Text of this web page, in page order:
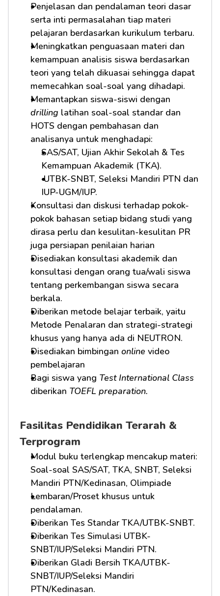
Penjelasan dan pendalaman teori dasar
serta inti permasalahan tiap materi
pelajaran berdasarkan kurikulum terbaru.
Meningkatkan penguasaan materi dan
kemampuan analisis siswa berdasarkan
teori yang telah dikuasai sehingga dapat
memecahkan soal-soal yang dihadapi.
drilling latihan soal-soal standar dan
HOTS dengan pembahasan dan
analisanya untuk menghadapi:
SAS/SAT, Ujian Akhir Sekolah & Tes
Kemampuan Akademik (TKA).
UTBK-SNBT, Seleksi Mandiri PTN dan
IUP-UGM/IUP.
Konsultasi dan diskusi terhadap pokok-
pokok bahasan setiap bidang studi yang
dirasa perlu dan kesulitan-kesulitan PR
juga persiapan penilaian harian
Disediakan konsultasi akademik dan
konsultasi dengan orang tua/wali siswa
tentang perkembangan siswa secara
berkala.
Diberikan metode belajar terbaik, yaitu
Metode Penalaran dan strategi-strategi
khusus yang hanya ada di NEUTRON.
Disediakan bimbingan online video
pembelajaran
Bagi siswa yang Test International Class
diberikan TOEFL preparation.
Fasilitas Pendidikan Terarah &
Terprogram
Modul buku terlengkap mencakup materi:
Soal-soal SAS/SAT, TKA, SNBT, Seleksi
Mandiri PTN/Kedinasan, Olimpiade
Lembaran/Proset khusus untuk
pendalaman.
Diberikan Tes Standar TKA/UTBK-SNBT.
Diberikan Tes Simulasi UTBK-
SNBT/IUP/Seleksi Mandiri PTN.
Diberikan Gladi Bersih TKA/UTBK-
SNBT/IUP/Seleksi Mandiri
PTN/Kedinasan.